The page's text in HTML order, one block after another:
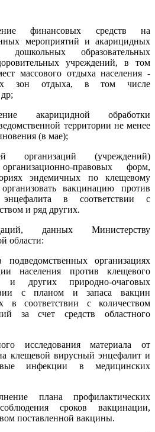
финансовых средств на
мероприятий и акарицидных
дошкольных образовательных
учреждений, в том
массового отдыха населения -
зон отдыха, в том числе
акарицидной обработки
территории не менее
(в мае);
организаций (учреждений)
правовых форм,
эндемичных по клещевому
вакцинацию против
в соответствии с
и ряд других.
данных Министерству
области:
организациях
населения против клещевого
и других природно-очаговых
с планом и запаса вакцин
в соответствии с количеством
за счет средств областного
исследования материала от
клещевой вирусный энцефалит и
инфекции в медицинских
плана профилактических
сроков вакцинации,
поставленной вакцины.